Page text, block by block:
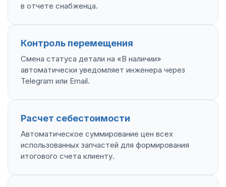
в отчете снабженца.
Контроль перемещения
Смена статуса детали на «В наличии»
автоматически уведомляет инженера через
Telegram или Email.
Расчет себестоимости
Автоматическое суммирование цен всех
использованных запчастей для формирования
итогового счета клиенту.